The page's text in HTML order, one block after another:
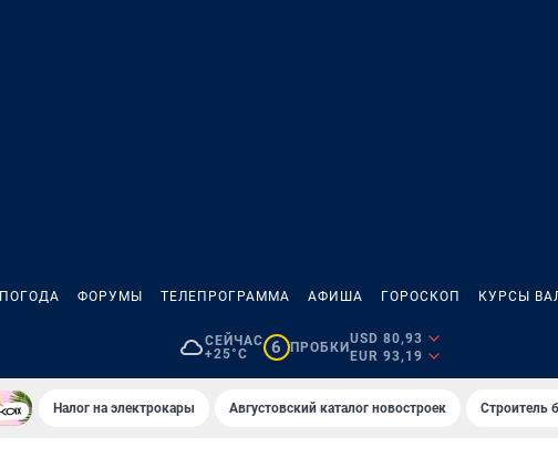
ПОГОДА ФОРУМЫ ТЕЛЕПРОГРАММА АФИША ГОРОСКОП КУРСЫ
СЕЙЧАС
+25°C
6 ПРОБКИ
USD 80,93
EUR 93,19
Налог на электрокары Августовский каталог новостроек Строитель